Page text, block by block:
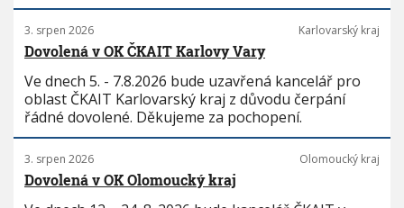
3. srpen 2026 Karlovarský kraj
Dovolená v OK ČKAIT Karlovy Vary
Ve dnech 5. - 7.8.2026 bude uzavřená kancelář pro
oblast ČKAIT Karlovarský kraj z důvodu čerpání
řádné dovolené. Děkujeme za pochopení.
3. srpen 2026 Olomoucký kraj
Dovolená v OK Olomoucký kraj